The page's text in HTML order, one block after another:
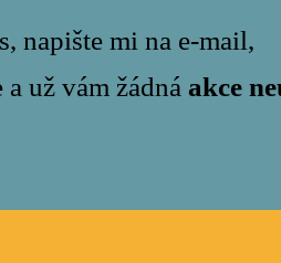
napište mi na e-mail,
a už vám žádná akce